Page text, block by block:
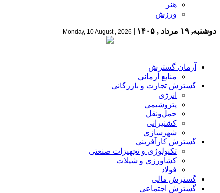
هنر
ورزش
دوشنبه, ۱۹ مرداد , ۱۴۰۵ |
Monday, 10 August , 2026
آرمان گسترش
منابع آرمانی
گسترش تجارت و بازرگانی
انرژی
پتروشیمی
حمل‌و‌نقل
کشتیرانی
شهرسازی
گسترش کارآفرینی
تکنولوژی و تجهیزات صنعتی
کشاورزی و شیلات
فولاد
گسترش مالی
گسترش اجتماعی